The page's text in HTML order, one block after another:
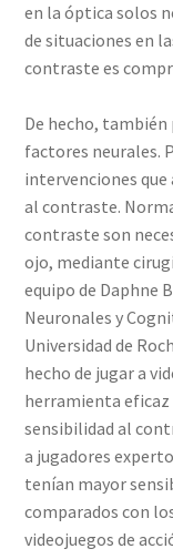
en la óptica solos
de situaciones en
contraste es
De hecho,
factores neurales.
intervenciones
al contraste.
contraste son
ojo, mediante
equipo de Daphne
Neuronales y
Universidad de
hecho de jugar a
herramienta
sensibilidad al
a jugadores
tenían mayor
comparados con
videojuegos de